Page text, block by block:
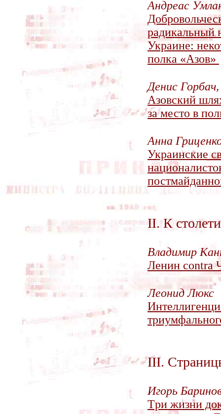
Андреас
радикальный
Украине:
полка «Азов»
Денис
Азовский
за место в
Анна
Украинские
II. К
Владимир
Ленин contra
Леонид Люкс
III.
Игорь
Tри жизни